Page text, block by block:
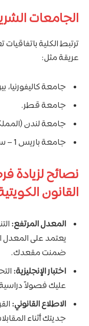
الجامعات
ترتبط الكلية
عريقة مثل:
جامعة كاليفورنيا،
جامعة قطر.
جامعة لندن
جامعة باريس 1 – سوربون (فرنسا).
نصائح لزيادة
القانون
المعدل المرتفع:
يعتمد على المعدل
ضمنت مقعدك.
اختبار الإنجليزية:
عليك فصولاً
الاطلاع القانوني:
جديتك أثناء